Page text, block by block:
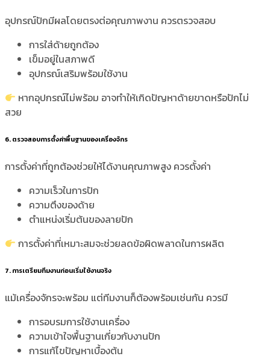
อุปกรณ์ปักมีผลโดยตรงต่อคุณภาพงาน ควรตรวจสอบ
การใส่ด้ายถูกต้อง
เข็มอยู่ในสภาพดี
อุปกรณ์เสริมพร้อมใช้งาน
หากอุปกรณ์ไม่พร้อม อาจทำให้เกิดปัญหาด้ายขาดหรือปักไม่
สวย
6. ตรวจสอบการตั้งค่าพื้นฐานของเครื่องจักร
การตั้งค่าที่ถูกต้องช่วยให้ได้งานคุณภาพสูง ควรตั้งค่า
ความเร็วในการปัก
ความตึงของด้าย
ตำแหน่งเริ่มต้นของลายปัก
การตั้งค่าที่เหมาะสมจะช่วยลดข้อผิดพลาดในการผลิต
7. การเตรียมทีมงานก่อนเริ่มใช้งานจริง
แม้เครื่องจักรจะพร้อม แต่ทีมงานก็ต้องพร้อมเช่นกัน ควรมี
การอบรมการใช้งานเครื่อง
ความเข้าใจพื้นฐานเกี่ยวกับงานปัก
การแก้ไขปัญหาเบื้องต้น